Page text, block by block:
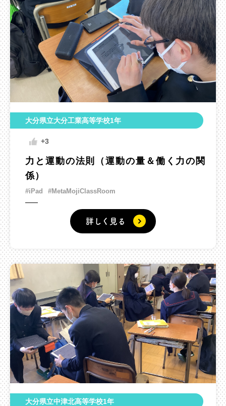
大分県立大分工業高等学校1年
+3
力と運動の法則（運動の量＆働く力の関
係）
#iPad #MetaMojiClassRoom
詳しく見る
大分県立中津北高等学校1年